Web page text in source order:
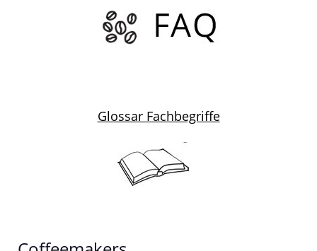
Glossar Fachbegriffe